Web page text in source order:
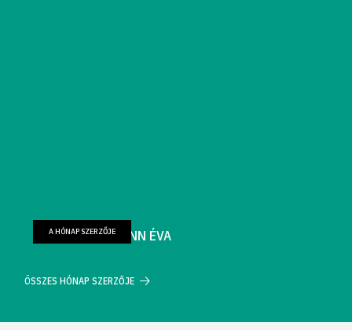
FARKAS WELLMANN ÉVA
A HÓNAP SZERZŐJE
ÖSSZES HÓNAP SZERZŐJE